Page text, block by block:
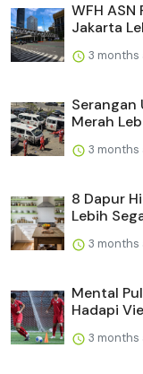
WFH ASN
Jakarta
3 months
Serangan
Merah
3 months
8 Dapur
Lebih
3 months
Mental
Hadapi
3 months